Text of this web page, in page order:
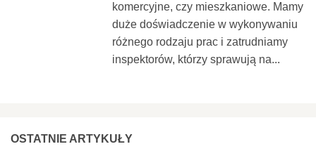
komercyjne, czy mieszkaniowe. Mamy
duże doświadczenie w wykonywaniu
różnego rodzaju prac i zatrudniamy
inspektorów, którzy sprawują na...
OSTATNIE ARTYKUŁY